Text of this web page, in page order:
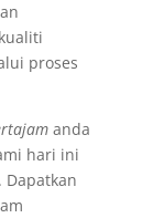
proses
anda
hari ini